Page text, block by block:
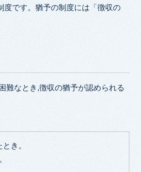
度です。猶予の制度には「徴収の
難なとき,徴収の猶予が認められる
き。